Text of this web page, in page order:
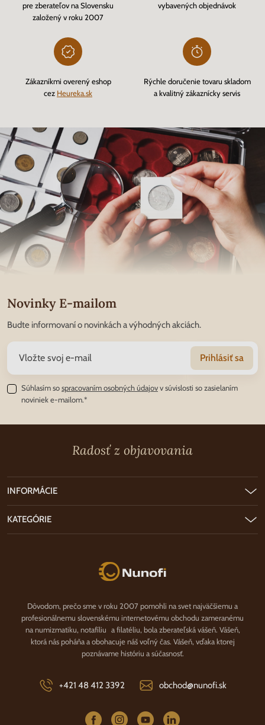
pre zberateľov na Slovensku
založený v roku 2007
vybavených objednávok
Zákazníkmi overený eshop
cez Heureka.sk
Rýchle doručenie tovaru skladom
a kvalitný zákaznícky servis
Novinky E-mailom
Budte informovaní o novinkách a výhodných akciách.
Prihlásiť sa
Súhlasím sospracovaním osobných údajovv súvislosti so zasielaním
noviniek e-mailom.*
Radosť z objavovania
Nunofi.sk
Dôvodom, prečo sme v roku 2007 pomohli na svet najväčšiemu a
profesionálnemu slovenskému internetovému obchodu zameranému
na numizmatiku, notafíliu a filatéliu, bola zberateľská vášeň. Vášeň,
ktorá nás poháňa a obohacuje náš voľný čas. Vášeň, vďaka ktorej
poznávame históriu a súčasnosť.
+421 48 412 3392 obchod@nunofi.sk
INFORMÁCIE
KATEGÓRIE